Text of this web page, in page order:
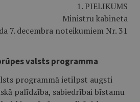
1. PIELIKUMS
Ministru kabineta
7. decembra noteikumiem Nr. 31
valsts programma
programmā ietilpst augsti
palīdzība, sabiedrībai bīstamu